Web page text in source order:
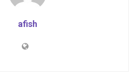
afish